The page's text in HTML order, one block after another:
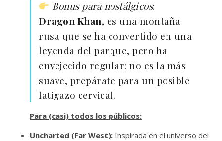
Bonus para nostálgicos:
Dragon Khan, es una montaña
rusa que se ha convertido en una
leyenda del parque, pero ha
envejecido regular: no es la más
suave, prepárate para un posible
latigazo cervical.
Para (casi) todos los públicos:
Uncharted (Far West): Inspirada en el universo del